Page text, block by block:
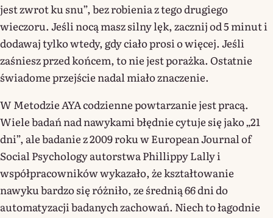
jest zwrot ku snu”, bez robienia z tego drugiego
wieczoru. Jeśli nocą masz silny lęk, zacznij od 5 minut i
dodawaj tylko wtedy, gdy ciało prosi o więcej. Jeśli
zaśniesz przed końcem, to nie jest porażka. Ostatnie
świadome przejście nadal miało znaczenie.
W Metodzie AYA codzienne powtarzanie jest pracą.
Wiele badań nad nawykami błędnie cytuje się jako „21
dni”, ale badanie z 2009 roku w European Journal of
Social Psychology autorstwa Phillippy Lally i
współpracowników wykazało, że kształtowanie
nawyku bardzo się różniło, ze średnią 66 dni do
automatyzacji badanych zachowań. Niech to łagodnie